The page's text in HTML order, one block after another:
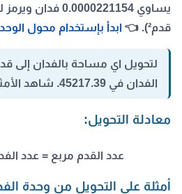
قدم²). 👈
ابدأ بإستخدام محول
لتحويل اي مساحة بالفدان إلى
الفدان في 45217.39. شاهد الأمثلة والمعادلة التاليين:
معادلة التحويل:
عدد القدم مربع = عدد الفدان ×
أمثلة على التحويل من وحدة